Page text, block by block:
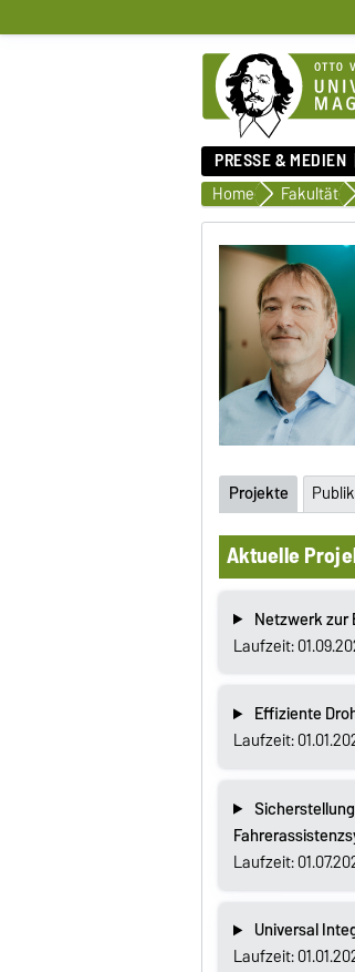
PRESSE & MEDIEN
Home Fakultät
Projekte
Aktuelle
Netzwerk zur
Laufzeit:
Effiziente
Laufzeit:
Laufzeit:
Universal
Laufzeit: